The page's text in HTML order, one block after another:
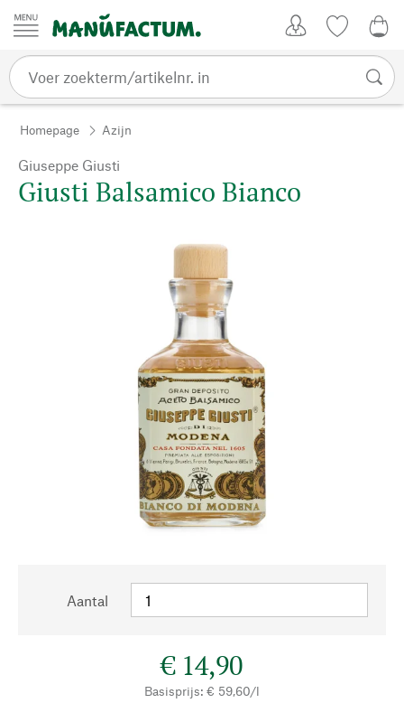
Passer au contenu
Homepage Azijn
Giuseppe Giusti
Giusti Balsamico Bianco
Aantal
€ 14,90
Basisprijs: € 59,60/l